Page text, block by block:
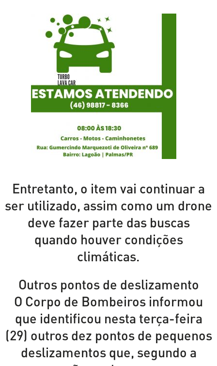
Entretanto, o item vai continuar a
ser utilizado, assim como um drone
deve fazer parte das buscas
quando houver condições
climáticas.
Outros pontos de deslizamento
O Corpo de Bombeiros informou
que identificou nesta terça-feira
(29) outros dez pontos de pequenos
deslizamentos que, segundo a